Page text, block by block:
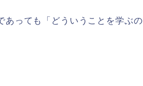
あっても「どういうことを学ぶの